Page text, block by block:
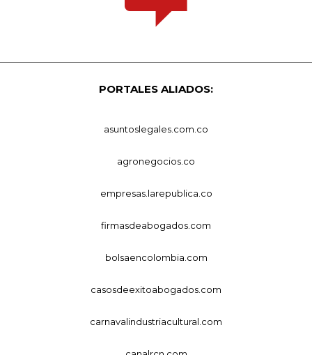
PORTALES ALIADOS:
asuntoslegales.com.co
agronegocios.co
empresas.larepublica.co
firmasdeabogados.com
bolsaencolombia.com
casosdeexitoabogados.com
carnavalindustriacultural.com